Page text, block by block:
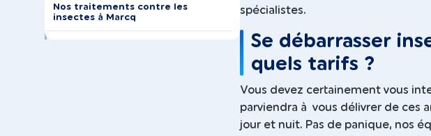
Nos traitements contre les
insectes à Marcq
spécialistes.
Se débarrasser
quels tarifs ?
Vous devez certainement vous
parviendra à vous délivrer de ces
jour et nuit. Pas de panique, nos